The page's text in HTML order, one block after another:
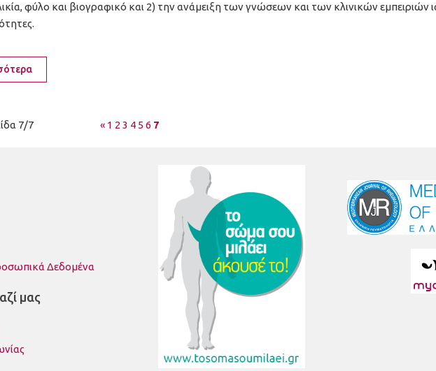
φύλο και βιογραφικό και 2) την ανάμειξη των γνώσεων και των κλινικών εμπειριών
7/7 « 1 2 3 4 5 6 7
Δεδομένα
μας